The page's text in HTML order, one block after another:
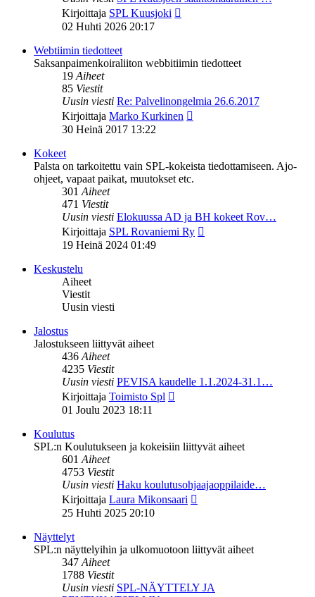
Kirjoittaja SPL Kuusjoki
02 Huhti 2026 20:17
Webtiimin tiedotteet
Saksanpaimenkoiraliiton webbitiimin tiedotteet
19Aiheet
85 Viestit
Uusin viesti Re: Palvelinongelmia 26.6.2017
Kirjoittaja Marko Kurkinen
30 Heinä 2017 13:22
Kokeet
Palsta on tarkoitettu vain SPL-kokeista tiedottamiseen. Ajo-
ohjeet, vapaat paikat, muutokset etc.
301Aiheet
471 Viestit
Uusin viesti Elokuussa AD ja BH kokeet Rov…
Kirjoittaja SPL Rovaniemi Ry
19 Heinä 2024 01:49
Keskustelu
Aiheet
Viestit
Uusin viesti
Jalostus
Jalostukseen liittyvät aiheet
436Aiheet
4235 Viestit
Uusin viesti PEVISA kaudelle 1.1.2024-31.1…
Kirjoittaja Toimisto Spl
01 Joulu 2023 18:11
Koulutus
SPL:n Koulutukseen ja kokeisiin liittyvät aiheet
601Aiheet
4753 Viestit
Uusin viesti Haku koulutusohjaajaoppilaide…
Kirjoittaja Laura Mikonsaari
25 Huhti 2025 20:10
Näyttelyt
SPL:n näyttelyihin ja ulkomuotoon liittyvät aiheet
347Aiheet
1788 Viestit
Uusin viesti SPL-NÄYTTELY JA